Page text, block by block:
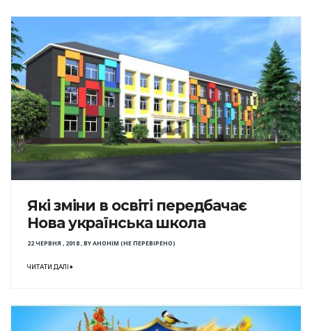
Які зміни в освіті передбачає
Нова українська школа
22 ЧЕРВНЯ , 2018,BYАНОНІМ (НЕ ПЕРЕВІРЕНО)
ЧИТАТИ ДАЛІ